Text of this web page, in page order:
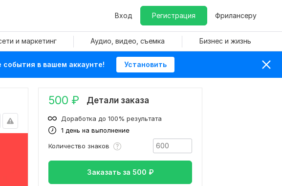
Вход Регистрация Фрилансеру
и маркетинг Аудио, видео, съемка Бизнес и жизнь
в вашем аккаунте! Установить
500 ₽ Детали заказа
1 день на выполнение
Доработка до 100% результата
Количество знаков
Заказать за 500 ₽